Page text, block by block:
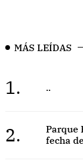
MÁS LEÍDAS
1. ..
2.
Parque
fecha